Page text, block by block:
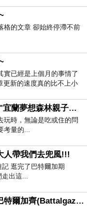
格的文章 卻始終停滯不前
實已經是上個月的事情了
更新的速度真的比不上小
大人小孩都喜歡的"宜蘭夢想森林親子民宿"
玩時，無論是吃或住的問
量的...
人帶我們去兜風!!!
逛完了巴特爾加期
出這...
土耳其遊記~一訪巴特爾加齊(Battalgazi)小鎮